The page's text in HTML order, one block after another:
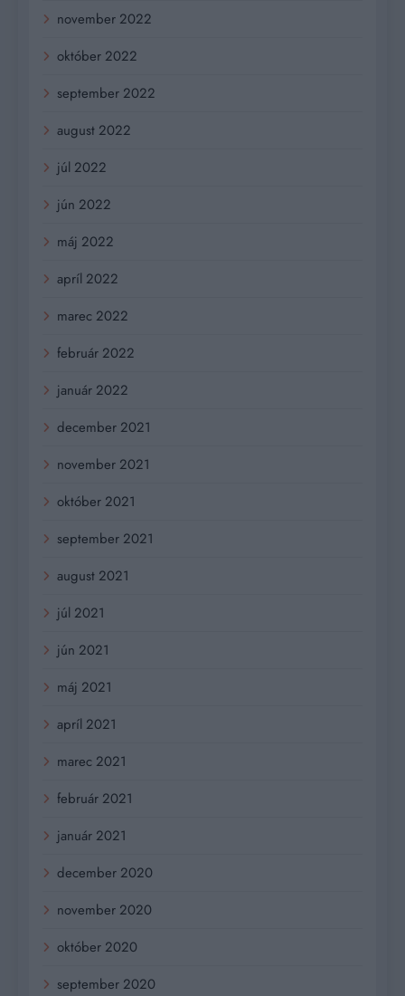
november 2022
október 2022
september 2022
august 2022
júl 2022
jún 2022
máj 2022
apríl 2022
marec 2022
február 2022
január 2022
december 2021
november 2021
október 2021
september 2021
august 2021
júl 2021
jún 2021
máj 2021
apríl 2021
marec 2021
február 2021
január 2021
december 2020
november 2020
október 2020
september 2020